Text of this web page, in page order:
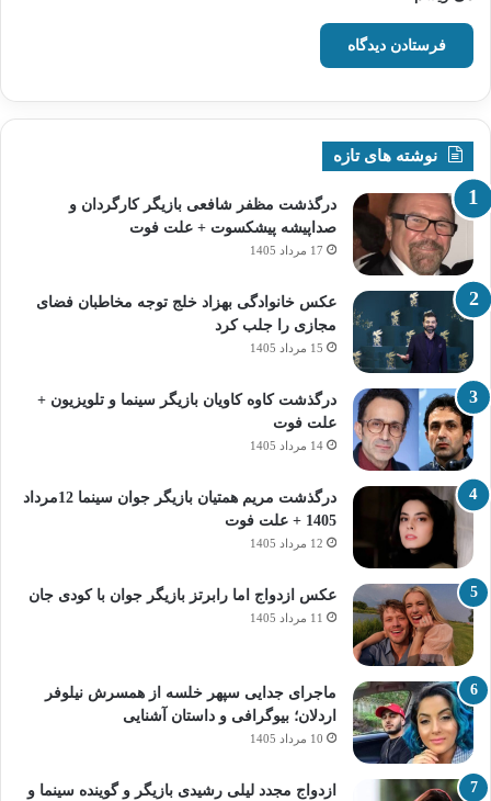
نوشته های تازه
درگذشت مظفر شافعی بازیگر کارگردان و
صداپیشه پیشکسوت + علت فوت
17 مرداد 1405
عکس خانوادگی بهزاد خلج توجه مخاطبان فضای
مجازی را جلب کرد
15 مرداد 1405
درگذشت کاوه کاویان بازیگر سینما و تلویزیون +
علت فوت
14 مرداد 1405
درگذشت مریم همتیان بازیگر جوان سینما 12مرداد
1405 + علت فوت
12 مرداد 1405
عکس ازدواج اما رابرتز بازیگر جوان با کودی جان
11 مرداد 1405
ماجرای جدایی سپهر خلسه از همسرش نیلوفر
اردلان؛ بیوگرافی و داستان آشنایی
10 مرداد 1405
ازدواج مجدد لیلی رشیدی بازیگر و گوینده سینما و